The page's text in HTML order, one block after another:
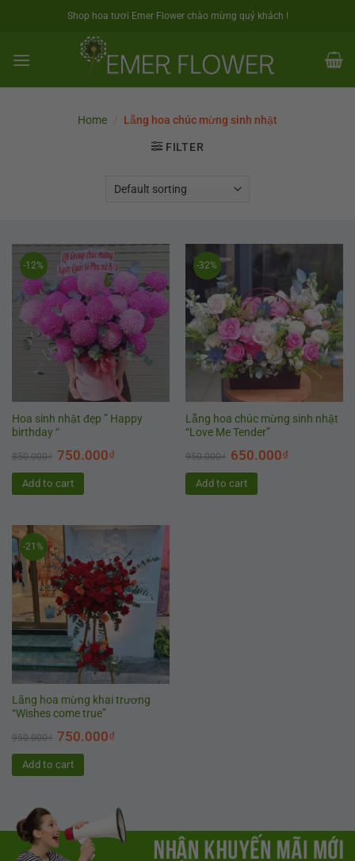
Shop hoa tươi Emer Flower chào mừng quý khách !
Home / Lẵng hoa chúc mừng sinh nhật
FILTER
-12%
Hoa sinh nhật đẹp ” Happy
birthday “
850.000₫ 750.000₫
Add to cart
-32%
Lẵng hoa chúc mừng sinh nhật
“Love Me Tender”
950.000₫ 650.000₫
Add to cart
-21%
Lãng hoa mừng khai trương
“Wishes come true”
950.000₫ 750.000₫
Add to cart